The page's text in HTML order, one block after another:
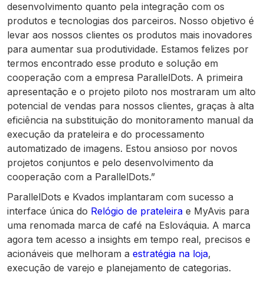
desenvolvimento quanto pela integração com os
produtos e tecnologias dos parceiros. Nosso objetivo é
levar aos nossos clientes os produtos mais inovadores
para aumentar sua produtividade. Estamos felizes por
termos encontrado esse produto e solução em
cooperação com a empresa ParallelDots. A primeira
apresentação e o projeto piloto nos mostraram um alto
potencial de vendas para nossos clientes, graças à alta
eficiência na substituição do monitoramento manual da
execução da prateleira e do processamento
automatizado de imagens. Estou ansioso por novos
projetos conjuntos e pelo desenvolvimento da
cooperação com a ParallelDots.”
ParallelDots e Kvados implantaram com sucesso a
interface única do Relógio de prateleira e MyAvis para
uma renomada marca de café na Eslováquia. A marca
agora tem acesso a insights em tempo real, precisos e
acionáveis que melhoram a estratégia na loja,
execução de varejo e planejamento de categorias.